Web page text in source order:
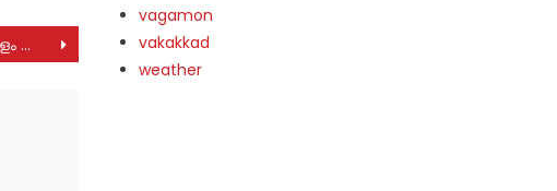
കോഴികുന്നേൽ ഇളം തോട്ടത്തിൽ ചാക്കോ ജോസഫ് നിര്യാതനായി
vagamon
vakakkad
weather